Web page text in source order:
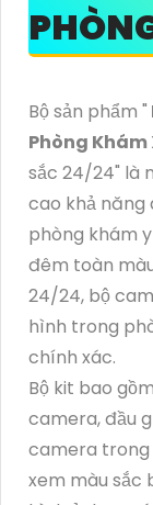
Bộ sản phẩm "
Phòng Khám
sắc 24/24" là
cao khả năng
phòng khám
đêm toàn
24/24, bộ
hình trong
chính xác.
Bộ kit bao
camera, đầu
camera trong
xem màu sắc